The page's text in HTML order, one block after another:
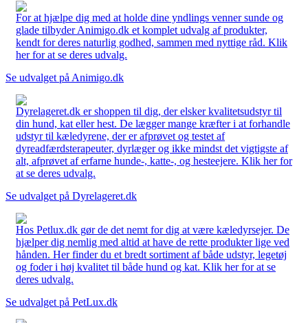
For at hjælpe dig med at holde dine yndlings venner sunde og
glade tilbyder Animigo.dk et komplet udvalg af produkter,
kendt for deres naturlig godhed, sammen med nyttige råd. Klik
her for at se deres udvalg.
Se udvalget på Animigo.dk
Dyrelageret.dk er shoppen til dig, der elsker kvalitetsudstyr til
din hund, kat eller hest. De lægger mange kræfter i at forhandle
udstyr til kæledyrene, der er afprøvet og testet af
dyreadfærdsterapeuter, dyrlæger og ikke mindst det vigtigste af
alt, afprøvet af erfarne hunde-, katte-, og hesteejere. Klik her for
at se deres udvalg.
Se udvalget på Dyrelageret.dk
Hos Petlux.dk gør de det nemt for dig at være kæledyrsejer. De
hjælper dig nemlig med altid at have de rette produkter lige ved
hånden. Her finder du et bredt sortiment af både udstyr, legetøj
og foder i høj kvalitet til både hund og kat. Klik her for at se
deres udvalg.
Se udvalget på PetLux.dk